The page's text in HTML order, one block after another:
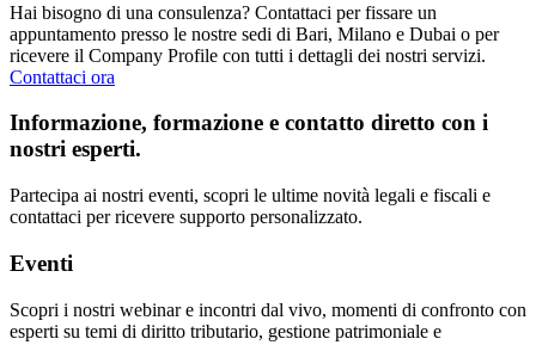
Hai bisogno di una consulenza? Contattaci per fissare un
appuntamento presso le nostre sedi di Bari, Milano e Dubai o per
ricevere il Company Profile con tutti i dettagli dei nostri servizi.
Contattaci ora
Informazione, formazione e contatto diretto con i
nostri esperti.
Partecipa ai nostri eventi, scopri le ultime novità legali e fiscali e
contattaci per ricevere supporto personalizzato.
Eventi
Scopri i nostri webinar e incontri dal vivo, momenti di confronto con
esperti su temi di diritto tributario, gestione patrimoniale e